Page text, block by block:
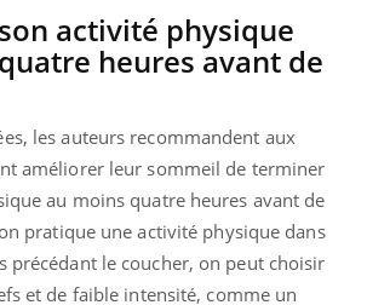
activité physique
heures avant de
les auteurs recommandent aux
améliorer leur sommeil de terminer
au moins quatre heures avant de
pratique une activité physique dans
précédant le coucher, on peut choisir
et de faible intensité, comme un